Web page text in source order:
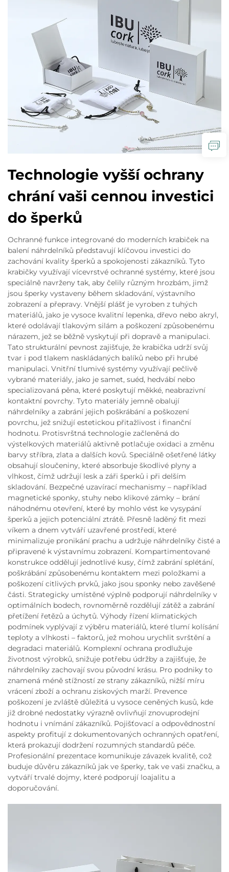
Technologie vyšší ochrany
chrání vaši cennou investici
do šperků
Ochranné funkce integrované do moderních krabiček na
balení náhrdelníků představují klíčovou investici do
zachování kvality šperků a spokojenosti zákazníků. Tyto
krabičky využívají vícevrstvé ochranné systémy, které jsou
speciálně navrženy tak, aby čelily různým hrozbám, jimž
jsou šperky vystaveny během skladování, výstavního
zobrazení a přepravy. Vnější plášť je vyroben z tuhých
materiálů, jako je vysoce kvalitní lepenka, dřevo nebo akryl,
které odolávají tlakovým silám a poškození způsobenému
nárazem, jež se běžně vyskytují při dopravě a manipulaci.
Tato strukturální pevnost zajišťuje, že krabička udrží svůj
tvar i pod tlakem naskládaných balíků nebo při hrubé
manipulaci. Vnitřní tlumivé systémy využívají pečlivě
vybrané materiály, jako je samet, suéd, hedvábí nebo
specializovaná pěna, které poskytují měkké, neabrazivní
kontaktní povrchy. Tyto materiály jemně obalují
náhrdelníky a zabrání jejich poškrábání a poškození
povrchu, jež snižují estetickou přitažlivost i finanční
hodnotu. Protisvrštná technologie začleněná do
výstelkových materiálů aktivně potlačuje oxidaci a změnu
barvy stříbra, zlata a dalších kovů. Speciálně ošetřené látky
obsahují sloučeniny, které absorbuje škodlivé plyny a
vlhkost, čímž udržují lesk a záři šperků i při delším
skladování. Bezpečné uzavírací mechanismy – například
magnetické sponky, stuhy nebo klikové zámky – brání
náhodnému otevření, které by mohlo vést ke vysypání
šperků a jejich potenciální ztrátě. Přesně laděný fit mezi
víkem a dnem vytváří uzavřené prostředí, které
minimalizuje pronikání prachu a udržuje náhrdelníky čisté a
připravené k výstavnímu zobrazení. Kompartimentované
konstrukce oddělují jednotlivé kusy, čímž zabrání splétání,
poškrábání způsobenému kontaktem mezi položkami a
poškození citlivých prvků, jako jsou sponky nebo zavěšené
části. Strategicky umístěné výplně podporují náhrdelníky v
optimálních bodech, rovnoměrně rozdělují zátěž a zabrání
přetížení řetězů a úchytů. Výhody řízení klimatických
podmínek vyplývají z výběru materiálů, které tlumí kolísání
teploty a vlhkosti – faktorů, jež mohou urychlit svrštění a
degradaci materiálů. Komplexní ochrana prodlužuje
životnost výrobků, snižuje potřebu údržby a zajišťuje, že
náhrdelníky zachovají svou původní krásu. Pro podniky to
znamená méně stížností ze strany zákazníků, nižší míru
vrácení zboží a ochranu ziskových marží. Prevence
poškození je zvláště důležitá u vysoce ceněných kusů, kde
již drobné nedostatky výrazně ovlivňují znovuprodejní
hodnotu i vnímání zákazníků. Pojišťovací a odpovědnostní
aspekty profitují z dokumentovaných ochranných opatření,
která prokazují dodržení rozumných standardů péče.
Profesionální prezentace komunikuje závazek kvalitě, což
buduje důvěru zákazníků jak ve šperky, tak ve vaši značku, a
vytváří trvalé dojmy, které podporují loajalitu a
doporučování.